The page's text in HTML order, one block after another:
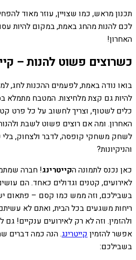
תכנון מראש, כמו שצויין, עוזר מאוד
לכם להנות מהחג באמת, במקום להיות
האחרון!
כשרוצים פשוט להנות –
בואו נודה באמת, לפעמים ההכנות לחג,
להיות גם קצת מלחיצות. המטבח מתמלא
כלים לשטוף, וצריך לחשוב על כל פרט
האחרון. ומה אם רוצים פשוט לשבת
לשחק משחקי קופסה, לדבר ולצחוק, בלי
והניקיונות?
כאן נכנס לתמונה הקייטרינג! חברה
לאירועים, קטנים וגדולים כאחד. הם
בשבילכם, וזה ממש כמו קסם – פתאום
ריחות משגעים בכל הבית, ואתם לא
ולהזמין. וזה לא רק לאירועים ענקיים!
אפשר להזמיןקייטרינג. הנה כמה דברים
בשבילכם: